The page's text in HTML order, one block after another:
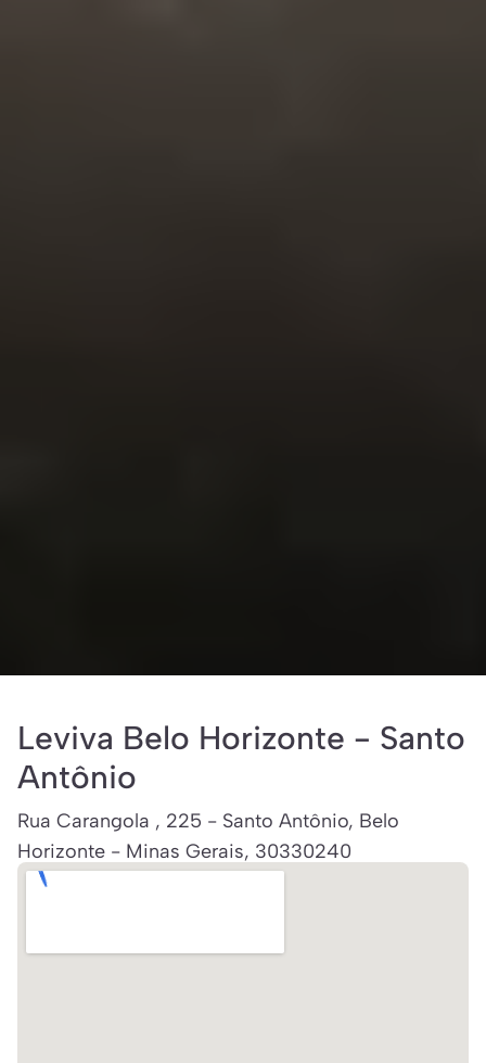
Leviva Belo Horizonte - Santo
Antônio
Rua Carangola , 225 - Santo Antônio, Belo
Horizonte - Minas Gerais, 30330240